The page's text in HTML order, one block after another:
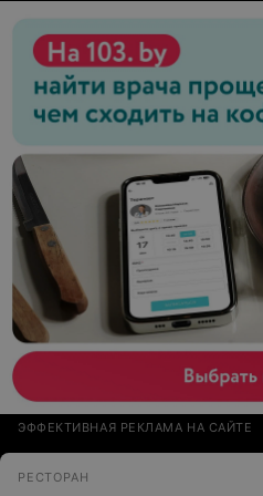
хватило воспитания. Видел, как заказ паре девочек та
же дева спокойно поставила
чтобы, забирали сами. Один из посетителей сам ходил
за салфетками. Судя по тому что, я увидел девизом
заведения является: «Вам надо
Поданный чай напоминал по
кипятке пластик. Сахар к чаю подать не посчитали
нужным. Вам надо вы и бегайте. Я не побежал.
Понравился только круассан.
ЭФФЕКТИВНАЯ РЕКЛАМА НА САЙТЕ
РЕСТОРАН